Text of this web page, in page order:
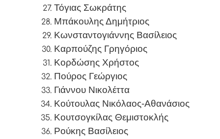
Τόγιας Σωκράτης
Μπάκουλης Δημήτριος
Κωνσταντογιάννης Βασίλειος
Καρπούζης Γρηγόριος
Κορδώσης Χρήστος
Πούρος Γεώργιος
Γιάννου Νικολέττα
Κούτουλας Νικόλαος-Αθανάσιος
Κουτσογκίλας Θεμιστοκλής
Ρούκης Βασίλειος